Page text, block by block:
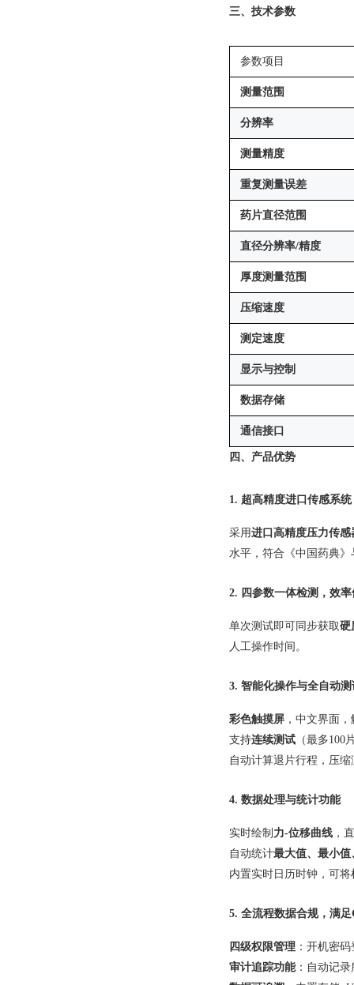
三、技术参数
参数项目
测量范围
分辨率
测量精度
重复测量误差
药片直径范围
直径分辨率/精度
厚度测量范围
压缩速度
测定速度
显示与控制
数据存储
通信接口
四、产品优势
1. 超高精度进口传感系统
采用进口高精度压力传感
水平，符合《中国药典》
2. 四参数一体检测，效
单次测试即可同步获取硬
人工操作时间。
3. 智能化操作与全自动测
彩色触摸屏 ，中文界面
支持连续测试 （最多
自动计算退片行程，压
4. 数据处理与统计功能
实时绘制 力-位移曲线 ，
自动统计最大值、最小值
内置实时日历时钟，可
5. 全流程数据合规，满
四级权限管理 ：开机密
审计追踪功能：自动记录